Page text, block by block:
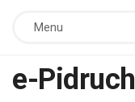
Menu
e-